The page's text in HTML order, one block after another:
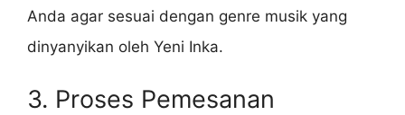
Anda agar sesuai dengan genre musik yang
dinyanyikan oleh Yeni Inka.
3. Proses Pemesanan